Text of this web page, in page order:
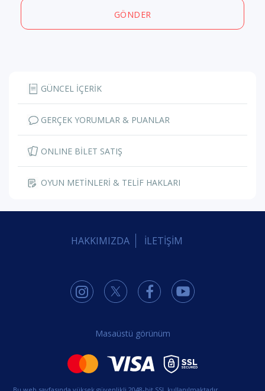
GÖNDER
GÜNCEL İÇERİK
GERÇEK YORUMLAR & PUANLAR
ONLINE BİLET SATIŞ
OYUN METİNLERİ & TELİF HAKLARI
HAKKIMIZDA İLETİŞİM
Masaüstü görünüm